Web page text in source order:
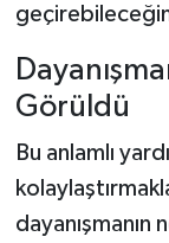
Görüldü
Bu anlamlı
dayanışmanın